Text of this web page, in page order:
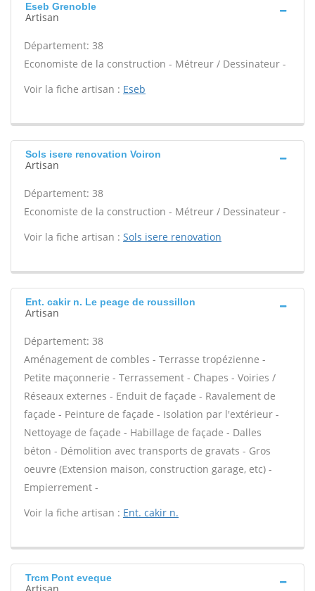
Eseb Grenoble
Artisan
Département: 38
Economiste de la construction - Métreur / Dessinateur -
Voir la fiche artisan : Eseb
Sols isere renovation Voiron
Artisan
Département: 38
Economiste de la construction - Métreur / Dessinateur -
Voir la fiche artisan : Sols isere renovation
Ent. cakir n. Le peage de roussillon
Artisan
Département: 38
Aménagement de combles - Terrasse tropézienne -
Petite maçonnerie - Terrassement - Chapes - Voiries /
Réseaux externes - Enduit de façade - Ravalement de
façade - Peinture de façade - Isolation par l'extérieur -
Nettoyage de façade - Habillage de façade - Dalles
béton - Démolition avec transports de gravats - Gros
oeuvre (Extension maison, construction garage, etc) -
Empierrement -
Voir la fiche artisan : Ent. cakir n.
Trcm Pont eveque